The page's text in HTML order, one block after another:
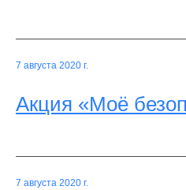
7 августа 2020 г.
Акция «Моё
7 августа 2020 г.